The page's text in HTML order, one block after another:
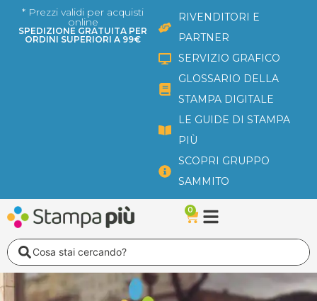
* Prezzi validi per acquisti
online
SPEDIZIONE GRATUITA PER
ORDINI SUPERIORI A 99€
RIVENDITORI E
PARTNER
SERVIZIO GRAFICO
GLOSSARIO DELLA
STAMPA DIGITALE
LE GUIDE DI STAMPA
PIÙ
SCOPRI GRUPPO
SAMMITO
0
Carrello
Search
...